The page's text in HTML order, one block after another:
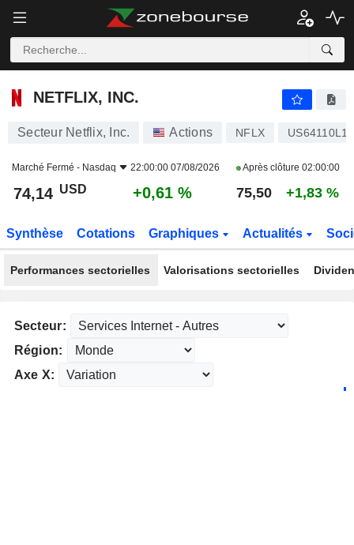
NETFLIX, INC.
NETFLIX, INC.
Secteur Netflix, Inc. Actions NFLX
Marché Fermé - Nasdaq 22:00:00 07/08/2026 Après clôture 02:00:00
74,14 USD +0,61 % 75,50 +1,83 %
Synthèse Cotations Graphiques Actualités
Performances sectorielles Valorisations sectorielles
Secteur:
Région:
Axe X: